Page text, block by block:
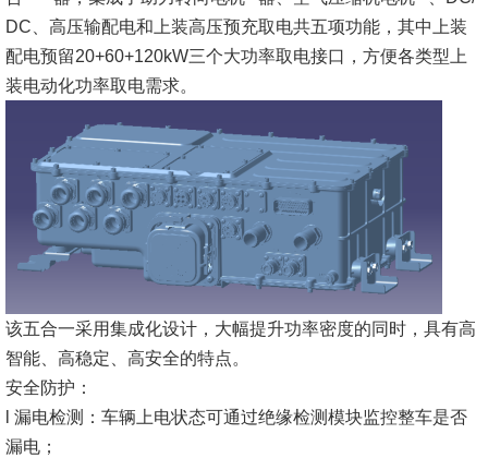
DC、高压输配电和上装高压预充取电共五项功能，其中上装
配电预留20+60+120kW三个大功率取电接口，方便各类型上
装电动化功率取电需求。
该五合一采用集成化设计，大幅提升功率密度的同时，具有高
智能、高稳定、高安全的特点。
安全防护：
漏电检测：车辆上电状态可通过绝缘检测模块监控整车是否
漏电；